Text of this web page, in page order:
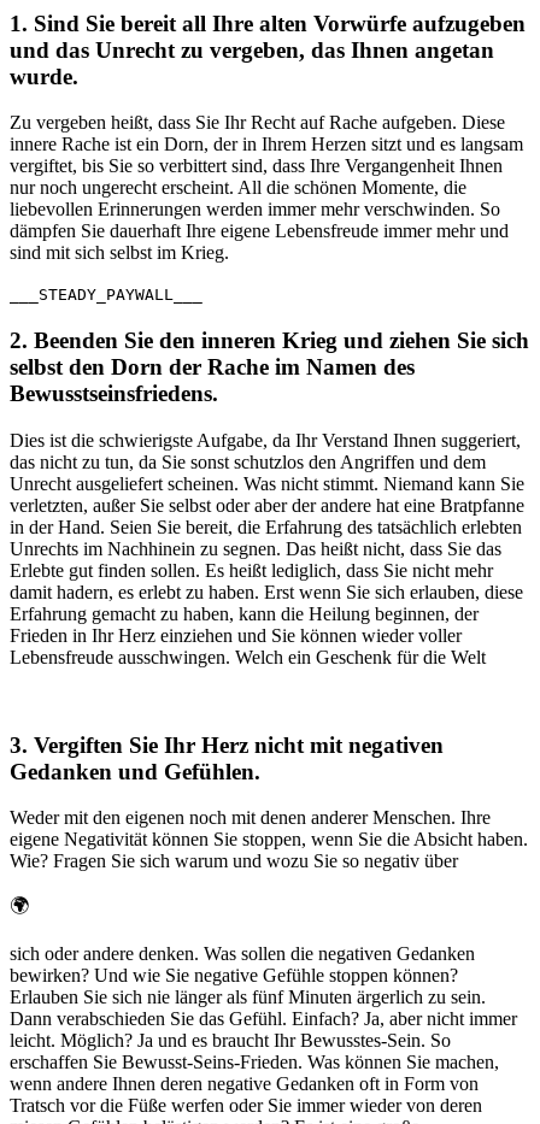
1. Sind Sie bereit all Ihre alten Vorwürfe aufzugeben
und das Unrecht zu vergeben, das Ihnen angetan
wurde.
Zu vergeben heißt, dass Sie Ihr Recht auf Rache aufgeben. Diese
innere Rache ist ein Dorn, der in Ihrem Herzen sitzt und es langsam
vergiftet, bis Sie so verbittert sind, dass Ihre Vergangenheit Ihnen
nur noch ungerecht erscheint. All die schönen Momente, die
liebevollen Erinnerungen werden immer mehr verschwinden. So
dämpfen Sie dauerhaft Ihre eigene Lebensfreude immer mehr und
sind mit sich selbst im Krieg.
___STEADY_PAYWALL___
2. Beenden Sie den inneren Krieg und ziehen Sie sich
selbst den Dorn der Rache im Namen des
Bewusstseinsfriedens.
Dies ist die schwierigste Aufgabe, da Ihr Verstand Ihnen suggeriert,
das nicht zu tun, da Sie sonst schutzlos den Angriffen und dem
Unrecht ausgeliefert scheinen. Was nicht stimmt. Niemand kann Sie
verletzten, außer Sie selbst oder aber der andere hat eine Bratpfanne
in der Hand. Seien Sie bereit, die Erfahrung des tatsächlich erlebten
Unrechts im Nachhinein zu segnen. Das heißt nicht, dass Sie das
Erlebte gut finden sollen. Es heißt lediglich, dass Sie nicht mehr
damit hadern, es erlebt zu haben. Erst wenn Sie sich erlauben, diese
Erfahrung gemacht zu haben, kann die Heilung beginnen, der
Frieden in Ihr Herz einziehen und Sie können wieder voller
Lebensfreude ausschwingen. Welch ein Geschenk für die Welt
3. Vergiften Sie Ihr Herz nicht mit negativen
Gedanken und Gefühlen.
Weder mit den eigenen noch mit denen anderer Menschen. Ihre
eigene Negativität können Sie stoppen, wenn Sie die Absicht haben.
Wie? Fragen Sie sich warum und wozu Sie so negativ über
🌍
sich oder andere denken. Was sollen die negativen Gedanken
bewirken? Und wie Sie negative Gefühle stoppen können?
Erlauben Sie sich nie länger als fünf Minuten ärgerlich zu sein.
Dann verabschieden Sie das Gefühl. Einfach? Ja, aber nicht immer
leicht. Möglich? Ja und es braucht Ihr Bewusstes-Sein. So
erschaffen Sie Bewusst-Seins-Frieden. Was können Sie machen,
wenn andere Ihnen deren negative Gedanken oft in Form von
Tratsch vor die Füße werfen oder Sie immer wieder von deren